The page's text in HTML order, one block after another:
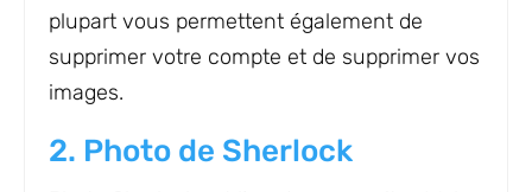
plupart vous permettent également de
supprimer votre compte et de supprimer vos
images.
2. Photo de Sherlock